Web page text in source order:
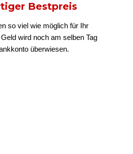
Bestpreis
so viel wie möglich für Ihr
wird noch am selben Tag
überwiesen.